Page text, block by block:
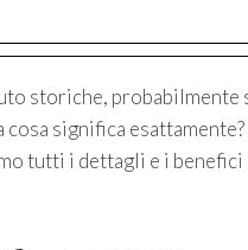
storiche,
cosa significa
tutti i dettagli e i